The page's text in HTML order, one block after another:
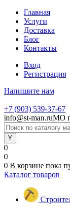
Главная
Услуги
Доставка
Блог
Контакты
Вход
Регистрация
Напишите нам
+7 (903) 539-37-67
info@st-man.ruМО
0
0
0 В корзине пока
Каталог товаров